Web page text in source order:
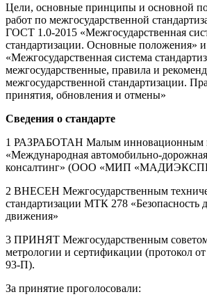
Цели, основные принципы и основной
работ по межгосударственной
ГОСТ 1.0-2015 «Межгосударственная
стандартизации. Основные положения»
«Межгосударственная система
межгосударственные, правила и
межгосударственной стандартизации.
принятия, обновления и отмены»
Сведения о стандарте
1 РАЗРАБОТАН Малым инновационным
«Международная автомобильно-дорожная
консалтинг» (ООО «МИП
2 ВНЕСЕН Межгосударственным
стандартизации МТК 278 «Безопасность
движения»
3 ПРИНЯТ Межгосударственным советом
метрологии и сертификации (протокол
93-П).
За принятие проголосовали: